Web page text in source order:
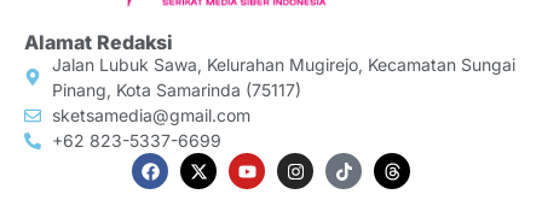
Alamat Redaksi
Jalan Lubuk Sawa, Kelurahan Mugirejo, Kecamatan Sungai
Pinang, Kota Samarinda (75117)
sketsamedia@gmail.com
+62 823-5337-6699